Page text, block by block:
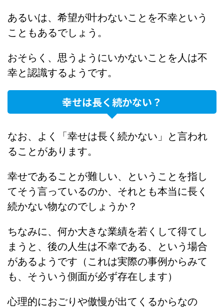
あるいは、希望が叶わないことを不幸という
こともあるでしょう。
おそらく、思うようにいかないことを人は不
幸と認識するようです。
幸せは長く続かない？
なお、よく「幸せは長く続かない」と言われ
ることがあります。
幸せであることが難しい、ということを指し
てそう言っているのか、それとも本当に長く
続かない物なのでしょうか？
ちなみに、何か大きな業績を若くして得てし
まうと、後の人生は不幸である、という場合
があるようです（これは実際の事例からみて
も、そういう側面が必ず存在します）
心理的におごりや傲慢が出てくるからなの